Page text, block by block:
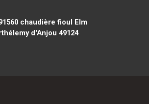
chaudière fioul Elm
d'Anjou 49124